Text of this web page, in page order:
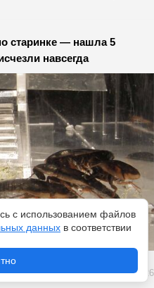
старинке — нашла 5
навсегда
4 августа 2026
с использованием файлов
данных в соответствии